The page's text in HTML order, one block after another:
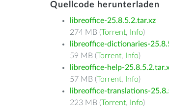
Quellcode herunterladen
libreoffice-25.8.5.2.tar.xz
274 MB (Torrent, Info)
libreoffice-dictionaries-
59 MB (Torrent, Info)
libreoffice-help-
57 MB (Torrent, Info)
libreoffice-translations-
223 MB (Torrent, Info)